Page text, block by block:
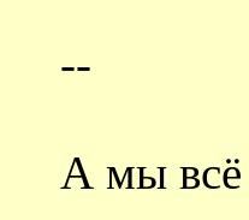
--
А мы